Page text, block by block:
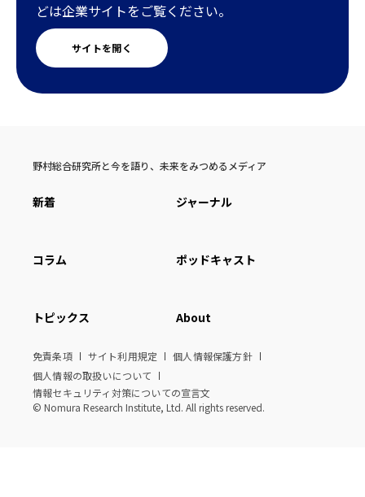
どは企業サイトをご覧ください。
サイトを開く
野村総合研究所と今を語り、未来をみつめるメディア
新着 ジャーナル
コラム ポッドキャスト
トピックス About
免責条項 サイト利用規定
個人情報保護方針
個人情報の取扱いについて
情報セキュリティ対策についての宣言文
© Nomura Research Institute, Ltd. All rights reserved.